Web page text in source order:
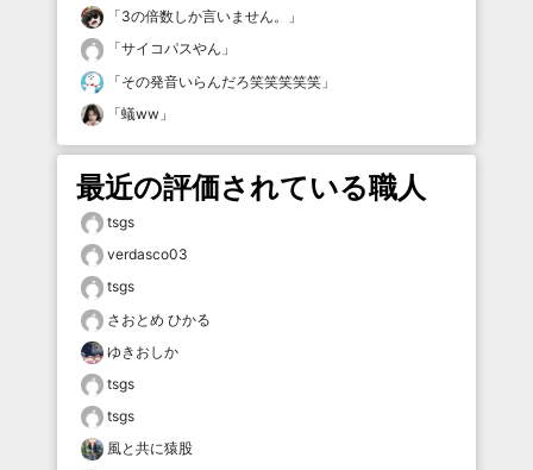
「3の倍数しか言いません。
」
「サイコパスやん 」
「その発音いらんだろ笑笑笑笑笑 」
「蟻ww 」
最近の評価されている職人
tsgs
verdasco03
tsgs
さおとめ ひかる
ゆきおしか
tsgs
tsgs
風と共に猿股